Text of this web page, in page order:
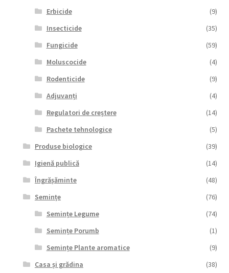
Erbicide
(9)
Insecticide
(35)
Fungicide
(59)
Moluscocide
(4)
Rodenticide
(9)
Adjuvanți
(4)
Regulatori de creștere
(14)
Pachete tehnologice
(5)
Produse biologice
(39)
Igienă publică
(14)
Îngrășăminte
(48)
Semințe
(76)
Semințe Legume
(74)
Semințe Porumb
(1)
Semințe Plante aromatice
(9)
Casa și grădina
(38)